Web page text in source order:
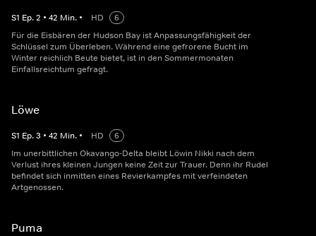
S1 Ep.2 • 42 Min. • HD
6
Für die Eisbären der Hudson Bay ist Anpassungsfähigkeit der
Schlüssel zum Überleben. Während eine gefrorene Bucht im
Winter reichlich Beute bietet, ist in den Sommermonaten
Einfallsreichtum gefragt.
Löwe
S1 Ep.3 • 42 Min. • HD
6
Im unerbittlichen Okavango-Delta bleibt Löwin Nikki nach dem
Verlust ihres kleinen Jungen keine Zeit zur Trauer. Denn ihr Rudel
befindet sich inmitten eines Revierkampfes mit verfeindeten
Artgenossen.
Puma